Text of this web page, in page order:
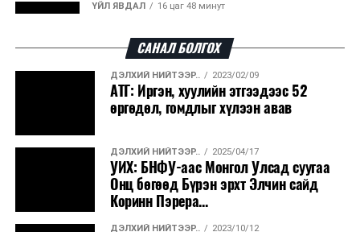
ҮЙЛ ЯВДАЛ 16 цаг 48 минут
ДЭЛХИЙ НИЙТЭЭР..
“Уралдронзавод” компанийн ерөнхий
захирлын автомашиныг дэлбэлжээ...
ҮЙЛ ЯВДАЛ 2026/08/06
Сүхбаатар боомтоор тав хоногт 10 мянга гаруй
тонн АИ-92 автобензин и...
САНАЛ БОЛГОХ
ДЭЛХИЙ НИЙТЭЭР.. 2023/02/09
АТГ: Иргэн, хуулийн этгээдээс 52
өргөдөл, гомдлыг хүлээн авав
ДЭЛХИЙ НИЙТЭЭР.. 2025/04/17
УИХ: БНФУ-аас Монгол Улсад суугаа
Онц бөгөөд Бүрэн эрхт Элчин сайд
Коринн Пэрера...
ДЭЛХИЙ НИЙТЭЭР.. 2023/10/12